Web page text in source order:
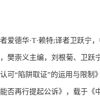
德华·T·赖特;译者卫跃宁，
崇义主编，刘根菊、卫跃
“陷阱取证”的运用与限制
再行提起公诉》，载于《